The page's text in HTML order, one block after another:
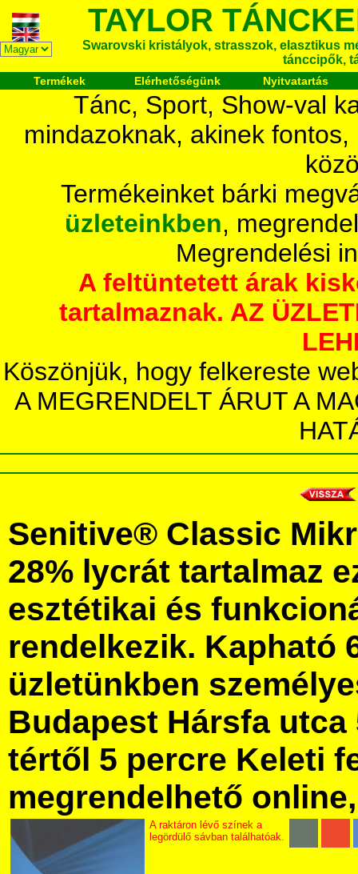
TAYLOR
Swarovski kristályok, strasszok, elasztikus
tánccipők,
Termékek Elérhetőségünk Nyitvatartás
Tánc, Sport, Show-val
mindazoknak, akinek
Termékeinket bárki
üzleteinkben,
Megrendelési
A feltüntetett árak
tartalmaznak. AZ
Köszönjük, hogy felkereste
A MEGRENDELT ÁRUT A
Senitive® Classic
28% lycrát tartalmaz
esztétikai és
rendelkezik. Kapható
üzletünkben
Budapest Hársfa utca
tértől 5 percre Keleti
megrendelhető
A raktáron lévő színek a
legördülő sávban találhatóak.